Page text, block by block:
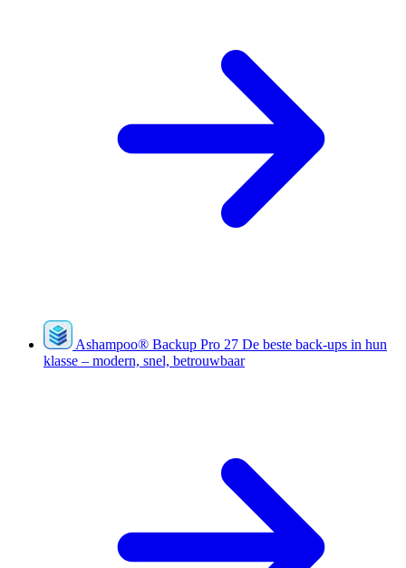
Ashampoo® Backup Pro 27 De beste back-ups in hun
klasse – modern, snel, betrouwbaar